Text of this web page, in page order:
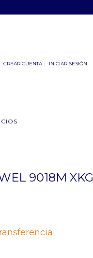
CREAR CUENTA INICIAR SESIÓN
9018M XKG